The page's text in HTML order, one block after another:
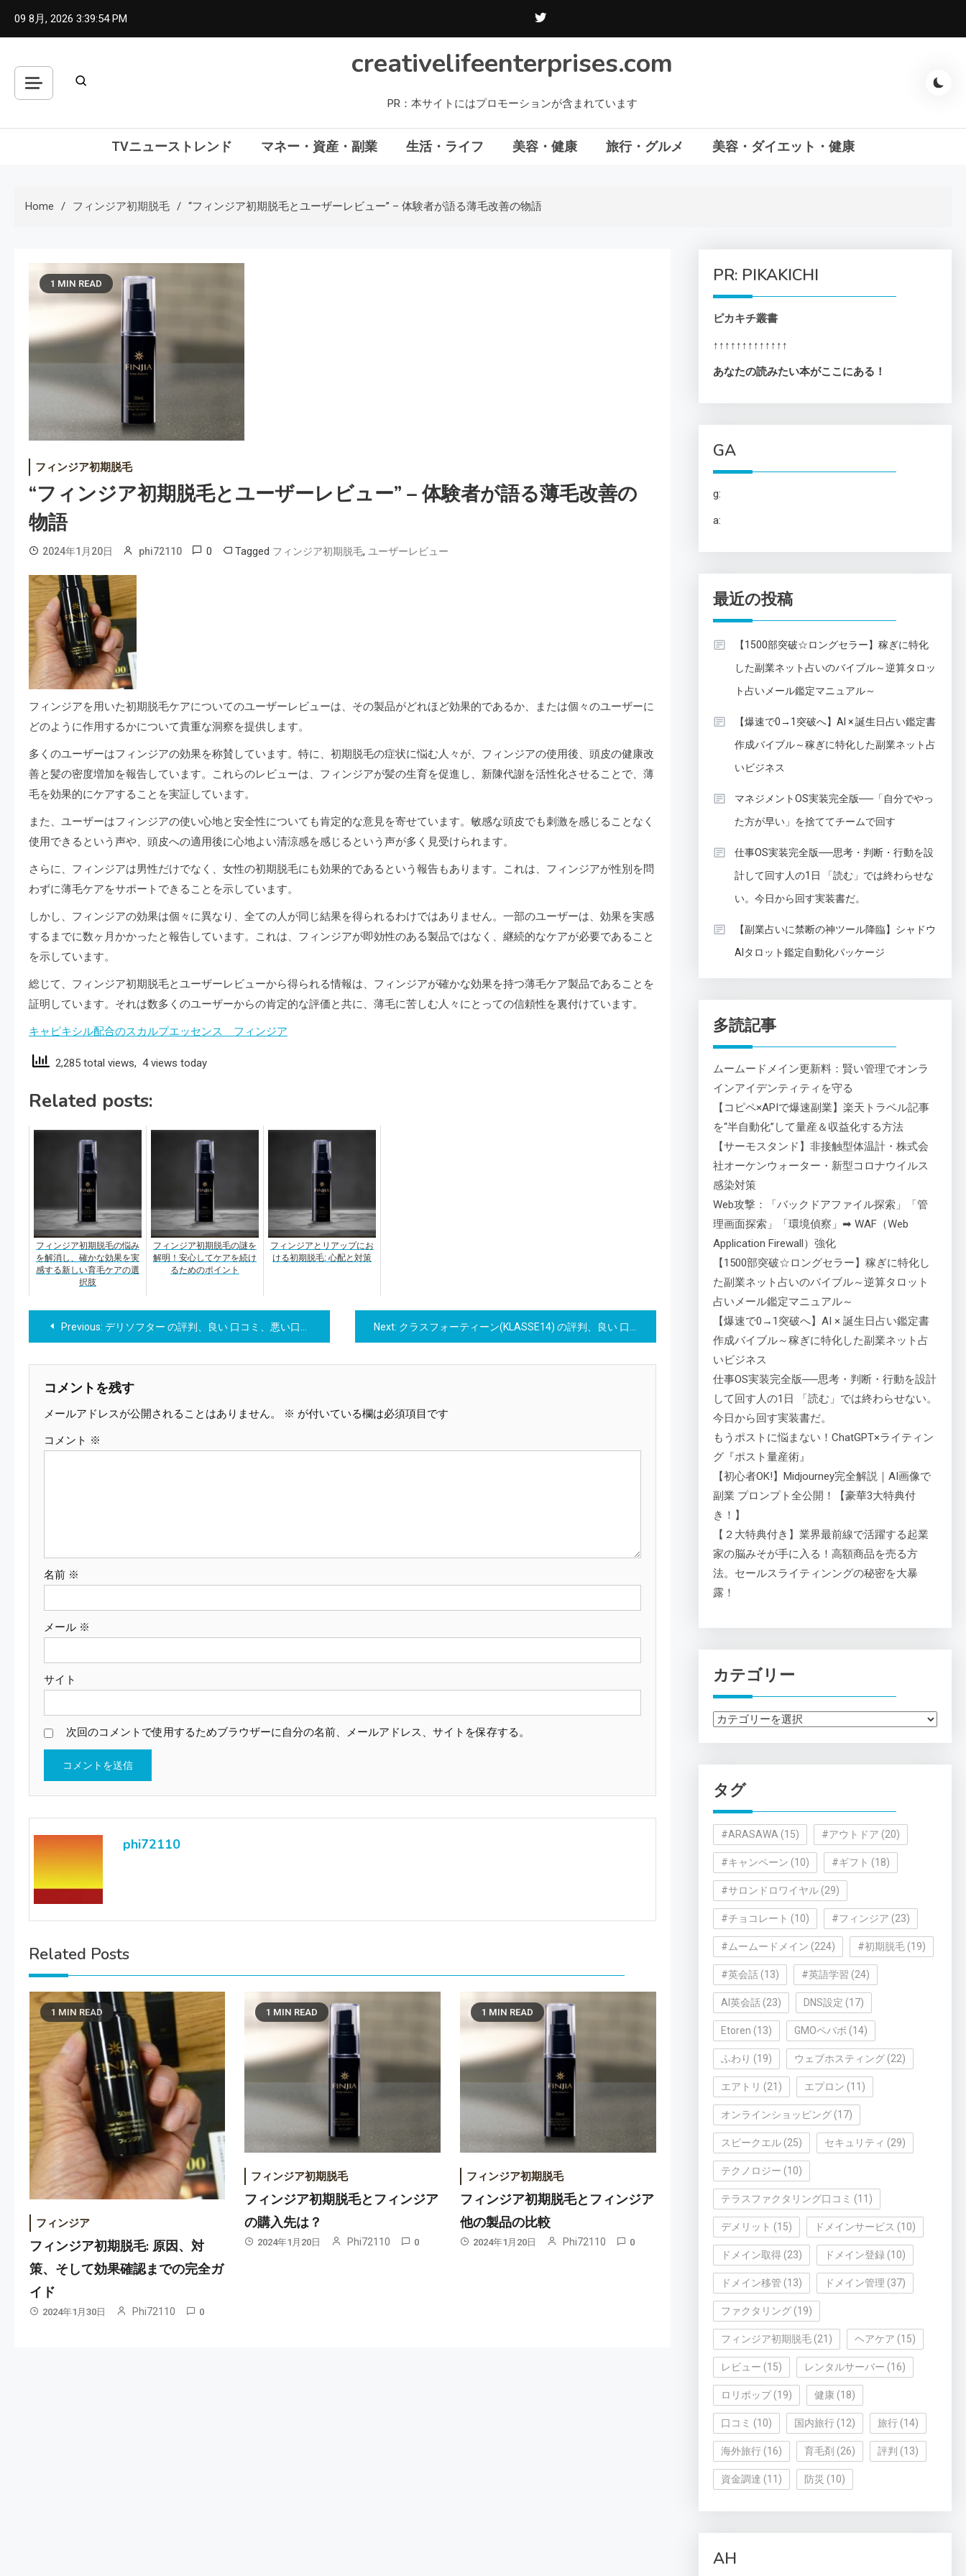
09 8月, 2026 3:39:55 PM
creativelifeenterprises.com
PR：本サイトにはプロモーションが含まれています
TVニューストレンド マネー・資産・副業 生活・ライフ 美容・健康 旅行・グルメ 美容・ダイエット・健康
Home フィンジア初期脱毛 “フィンジア初期脱毛とユーザーレビュー” – 体験者が語る薄毛改善の物語
1 MIN READ
フィンジア初期脱毛
“フィンジア初期脱毛とユーザーレビュー” – 体験者が語る薄毛改善の
物語
2024年1月20日 phi72110 0 Tagged フィンジア初期脱毛, ユーザーレビュー
フィンジアを用いた初期脱毛ケアについてのユーザーレビューは、その製品がどれほど効果的であるか、または個々のユーザーに
どのように作用するかについて貴重な洞察を提供します。
多くのユーザーはフィンジアの効果を称賛しています。特に、初期脱毛の症状に悩む人々が、フィンジアの使用後、頭皮の健康改
善と髪の密度増加を報告しています。これらのレビューは、フィンジアが髪の生育を促進し、新陳代謝を活性化させることで、薄
毛を効果的にケアすることを実証しています。
また、ユーザーはフィンジアの使い心地と安全性についても肯定的な意見を寄せています。敏感な頭皮でも刺激を感じることなく
使用できるという声や、頭皮への適用後に心地よい清涼感を感じるという声が多く見受けられます。
さらに、フィンジアは男性だけでなく、女性の初期脱毛にも効果的であるという報告もあります。これは、フィンジアが性別を問
わずに薄毛ケアをサポートできることを示しています。
しかし、フィンジアの効果は個々に異なり、全ての人が同じ結果を得られるわけではありません。一部のユーザーは、効果を実感
するまでに数ヶ月かかったと報告しています。これは、フィンジアが即効性のある製品ではなく、継続的なケアが必要であること
を示しています。
総じて、フィンジア初期脱毛とユーザーレビューから得られる情報は、フィンジアが確かな効果を持つ薄毛ケア製品であることを
証明しています。それは数多くのユーザーからの肯定的な評価と共に、薄毛に苦しむ人々にとっての信頼性を裏付けています。
キャピキシル配合のスカルプエッセンス フィンジア
2,285 total views, 4 views today
Related posts:
フィンジア初期脱毛の悩み
を解消し、確かな効果を実
感する新しい育毛ケアの選
択肢
フィンジア初期脱毛の謎を
解明！安心してケアを続け
るためのポイント
フィンジアとリアップにお
ける初期脱毛: 心配と対策
稿
ナ
ビ
ゲ
ョ
ン
Previous: デリソフター の評判、良い 口コミ、悪い口コミ、メリットとデメリットはどうなの？ 【徹底解説】 Next: クラスフォーティーン(KLASSE14) の評判、良い 口コミ、悪い口コミ、メリットとデメリットはどうなの？ 【徹底解説】
コメントを残す
メールアドレスが公開されることはありません。 ※ が付いている欄は必須項目です
コメント ※
名前 ※
メール ※
サイト
次回のコメントで使用するためブラウザーに自分の名前、メールアドレス、サイトを保存する。
phi72110
Related Posts
1 MIN READ
フィンジア
フィンジア初期脱毛: 原因、対
策、そして効果確認までの完全ガ
イド
2024年1月30日 Phi72110 0
1 MIN READ
フィンジア初期脱毛
フィンジア初期脱毛とフィンジア
の購入先は？
2024年1月20日 Phi72110 0
1 MIN READ
フィンジア初期脱毛
フィンジア初期脱毛とフィンジア
他の製品の比較
2024年1月20日 Phi72110 0
PR: PIKAKICHI
ピカキチ叢書
↑↑↑↑↑↑↑↑↑↑↑↑↑
あなたの読みたい本がここにある！
GA
g:
a:
最近の投稿
【1500部突破☆ロングセラー】稼ぎに特化
した副業ネット占いのバイブル～逆算タロッ
ト占いメール鑑定マニュアル～
【爆速で0→1突破へ】AI × 誕生日占い鑑定書
作成バイブル～稼ぎに特化した副業ネット占
いビジネス
マネジメントOS実装完全版──「自分でやっ
た方が早い」を捨ててチームで回す
仕事OS実装完全版──思考・判断・行動を設
計して回す人の1日 「読む」では終わらせな
い。今日から回す実装書だ。
【副業占いに禁断の神ツール降臨】シャドウ
AIタロット鑑定自動化パッケージ
多読記事
ムームードメイン更新料：賢い管理でオンラ
インアイデンティティを守る
【コピペ×APIで爆速副業】楽天トラベル記事
を“半自動化”して量産＆収益化する方法
【サーモスタンド】非接触型体温計・株式会
社オーケンウォーター・新型コロナウイルス
感染対策
Web攻撃：「バックドアファイル探索」「管
理画面探索」「環境偵察」➡ WAF（Web
Application Firewall）強化
【1500部突破☆ロングセラー】稼ぎに特化し
た副業ネット占いのバイブル～逆算タロット
占いメール鑑定マニュアル～
【爆速で0→1突破へ】AI × 誕生日占い鑑定書
作成バイブル～稼ぎに特化した副業ネット占
いビジネス
仕事OS実装完全版──思考・判断・行動を設計
して回す人の1日 「読む」では終わらせない。
今日から回す実装書だ。
もうポストに悩まない！ChatGPT×ライティン
グ『ポスト量産術』
【初心者OK!】Midjourney完全解説｜AI画像で
副業 プロンプト全公開！【豪華3大特典付
き！】
【２大特典付き】業界最前線で活躍する起業
家の脳みそが手に入る！高額商品を売る方
法。セールスライティンングの秘密を大暴
露！
カテゴリー
カ
ー
タグ
#ARASAWA (15) #アウトドア (20)
#キャンペーン (10) #ギフト (18)
#サロンドロワイヤル(29)
#チョコレート (10) #フィンジア (23)
#ムームードメイン (224) #初期脱毛(19)
#英会話(13) #英語学習 (24)
AI英会話(23) DNS設定 (17)
Etoren (13) GMOペパボ (14)
ふわり (19) ウェブホスティング(22)
エアトリ (21) エプロン (11)
オンラインショッピング(17)
スピークエル(25) セキュリティ (29)
テクノロジー (10)
テラスファクタリング口コミ (11)
デメリット (15) ドメインサービス (10)
ドメイン取得(23) ドメイン登録 (10)
ドメイン移管 (13) ドメイン管理 (37)
ファクタリング(19)
フィンジア初期脱毛(21) ヘアケア (15)
レビュー (15) レンタルサーバー (16)
ロリポップ(19) 健康(18)
口コミ (10) 国内旅行(12) 旅行(14)
海外旅行(16) 育毛剤 (26) 評判 (13)
資金調達 (11) 防災 (10)
AH